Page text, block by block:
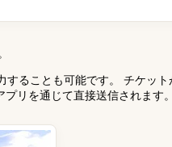
ることも可能です。 チケッ
リを通じて直接送信されます。